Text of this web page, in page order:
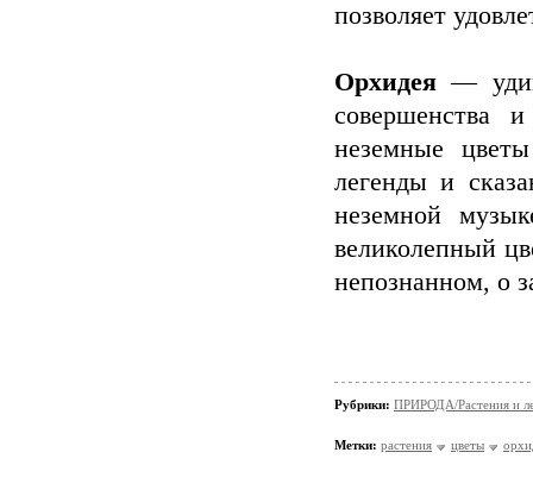
позволяет
Орхидея—
совершенства
неземные
легенды и
неземной
великолепный
непознанном, о
Рубрики: ПРИРОДА/Растения и
Метки: растения цветы